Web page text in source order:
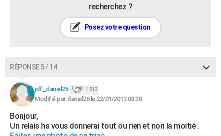
recherchez ?
Posez votre question
RÉPONSE 5 / 14
jdf_daniel26 1 813
Modifié par daniel26 le 22/01/2013 08:38
Bonjour,
Un relais hs vous donnerai tout ou rien et non la moitié .